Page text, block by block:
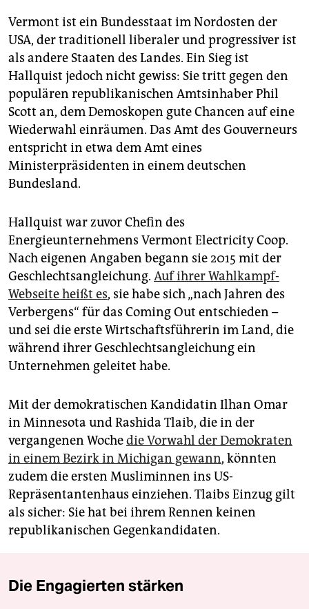
Vermont ist ein Bundesstaat im Nordosten der
USA, der traditionell liberaler und progressiver ist
als andere Staaten des Landes. Ein Sieg ist
Hallquist jedoch nicht gewiss: Sie tritt gegen den
populären republikanischen Amtsinhaber Phil
Scott an, dem Demoskopen gute Chancen auf eine
Wiederwahl einräumen. Das Amt des Gouverneurs
entspricht in etwa dem Amt eines
Ministerpräsidenten in einem deutschen
Bundesland.
Hallquist war zuvor Chefin des
Energieunternehmens Vermont Electricity Coop.
Nach eigenen Angaben begann sie 2015 mit der
Geschlechtsangleichung. Auf ihrer Wahlkampf-
Webseite heißt es, sie habe sich „nach Jahren des
Verbergens“ für das Coming Out entschieden –
und sei die erste Wirtschaftsführerin im Land, die
während ihrer Geschlechtsangleichung ein
Unternehmen geleitet habe.
Mit der demokratischen Kandidatin Ilhan Omar
in Minnesota und Rashida Tlaib, die in der
vergangenen Wochedie Vorwahl der Demokraten
in einem Bezirk in Michigan gewann, könnten
zudem die ersten Musliminnen ins US-
Repräsentantenhaus einziehen. Tlaibs Einzug gilt
als sicher: Sie hat bei ihrem Rennen keinen
republikanischen Gegenkandidaten.
Die Engagierten stärken